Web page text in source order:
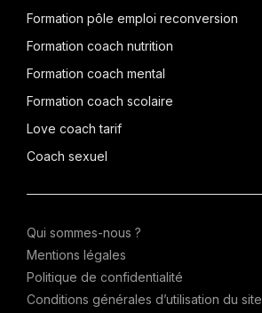
Formation pôle emploi reconversion
Formation coach nutrition
Formation coach mental
Formation coach scolaire
Love coach tarif
Coach sexuel
Qui sommes-nous ?
Mentions légales
Politique de confidentialité
Conditions générales d’utilisation du site